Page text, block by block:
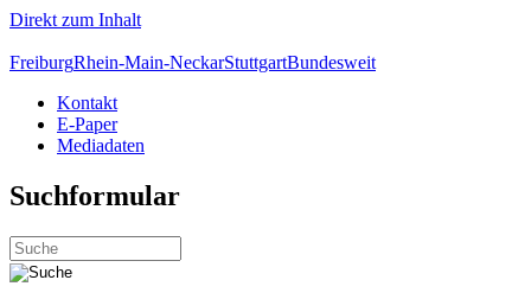
Direkt zum Inhalt
FreiburgRhein-Main-NeckarStuttgartBundesweit
Kontakt
E-Paper
Mediadaten
Suchformular